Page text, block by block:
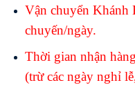
Vận chuyển Khánh
chuyến/ngày.
Thời gian nhận
(trừ các ngày nghỉ